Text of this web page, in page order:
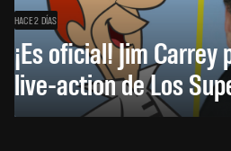
HACE 2 DÍAS
¡Es oficial! Jim
live-action de Los